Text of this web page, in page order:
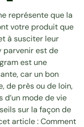
représente que la
votre produit que
à susciter leur
parvenir est de
est une
car un bon
de près ou de loin,
d’un mode de vie
sur la façon de
article :Comment